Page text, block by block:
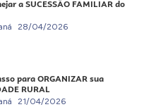
a SUCESSÃO FAMILIAR do
28/04/2026
para ORGANIZAR sua
RURAL
21/04/2026